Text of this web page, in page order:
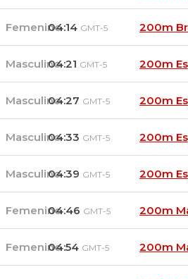
Femenino04:14 GMT-5 200m
Masculino04:21 GMT-5 200m
Masculino04:27 GMT-5 200m
Masculino04:33 GMT-5 200m
Masculino04:39 GMT-5 200m
Femenino04:46 GMT-5 200m
Femenino04:54 GMT-5 200m